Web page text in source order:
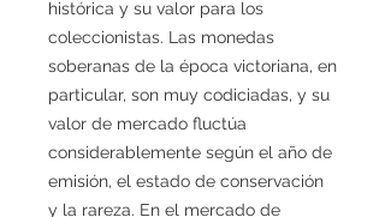
histórica y su valor para los
coleccionistas. Las monedas
soberanas de la época victoriana, en
particular, son muy codiciadas, y su
valor de mercado fluctúa
considerablemente según el año de
emisión, el estado de conservación
y la rareza. En el mercado de